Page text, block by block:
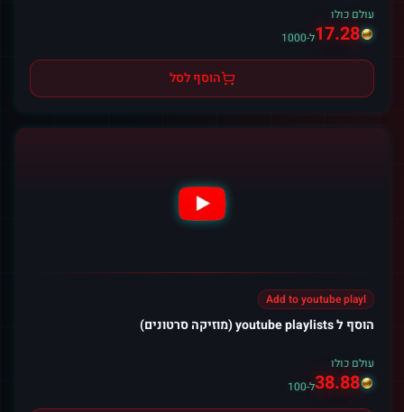
עולם כולו
17.28ל-1000
הוסף לסל
Add to youtube playl
הוסף ל youtube playlists (מוזיקה סרטונים)
עולם כולו
38.88ל-100